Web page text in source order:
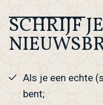
SCHRIJF
Als je een echte
bent;